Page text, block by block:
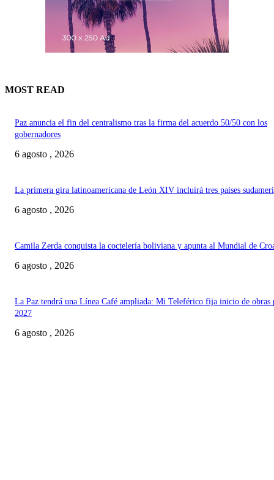
MOST READ
Paz anuncia el fin del centralismo tras la firma del acuerdo 50/50 con los
gobernadores
6 agosto , 2026
La primera gira latinoamericana de León XIV incluirá tres países
6 agosto , 2026
Camila Zerda conquista la coctelería boliviana y apunta al Mundial de
6 agosto , 2026
La Paz tendrá una Línea Café ampliada: Mi Teleférico fija inicio de obras
2027
6 agosto , 2026